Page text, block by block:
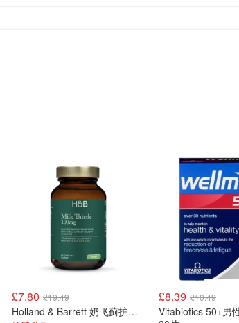
£7.80 £19.49
Holland & Barrett 奶飞蓟护肝片 60片
£8.39 £10.49
Vitabiotics 50+男